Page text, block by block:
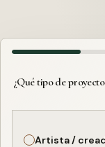
¿Qué tipo de
Artista /